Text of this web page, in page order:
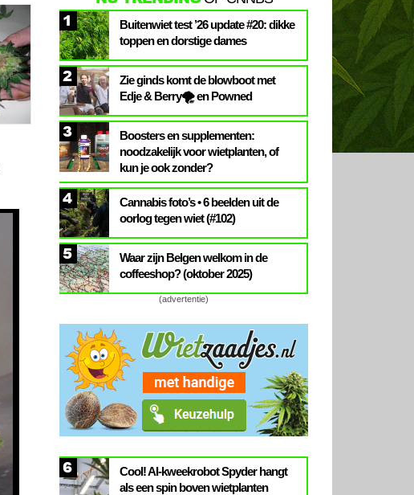
1
Buitenwiet test ’26 update #20: dikke
toppen en dorstige dames
2
Zie ginds komt de blowboot met
Edje & Berry🌪️ en Powned
3
Boosters en supplementen:
noodzakelijk voor wietplanten, of
kun je ook zonder?
4
Cannabis foto’s • 6 beelden uit de
oorlog tegen wiet (#102)
5
Waar zijn Belgen welkom in de
coffeeshop? (oktober 2025)
(advertentie)
6
Cool! AI-kweekrobot Spyder hangt
als een spin boven wietplanten